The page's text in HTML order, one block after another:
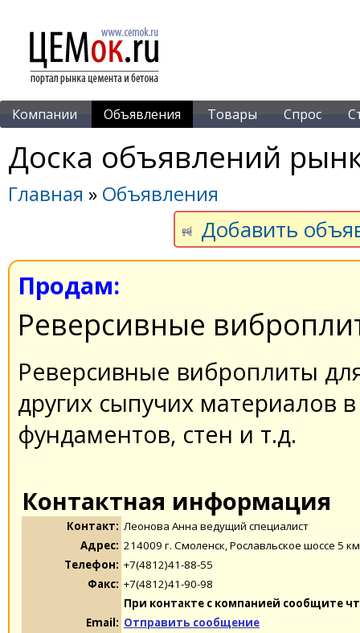
Компании Объявления Товары Спрос
Доска объявлений
Главная » Объявления
Добавить
Продам:
Реверсивные
Реверсивные виброплиты
других сыпучих материалов
фундаментов, стен и т.д.
Контактная информация
Контакт: Леонова Анна ведущий специалист
Адрес: 214009 г. Смоленск, Рославльское шоссе 5 км
Телефон: +7(4812)41-88-55
Факс: +7(4812)41-90-98
При контакте с компанией сообщите
Email: Отправить сообщение